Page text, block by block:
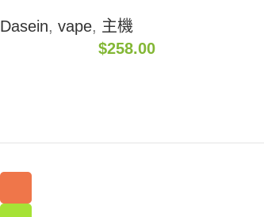
Dasein, vape, 主機
$258.00